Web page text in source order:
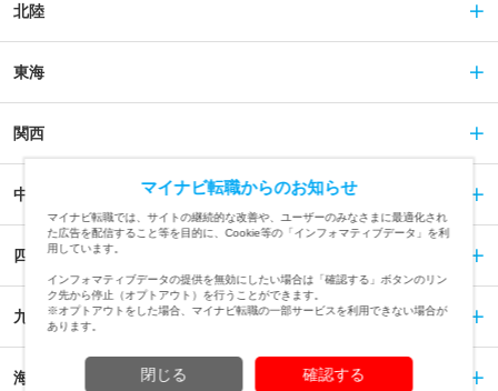
北陸
東海
関西
中国
四国
九州
海外
マイナビ転職からのお知らせ
マイナビ転職では、サイトの継続的な改善や、ユーザーのみなさまに最適化され
た広告を配信すること等を目的に、Cookie等の「インフォマティブデータ」を利
用しています。
インフォマティブデータの提供を無効にしたい場合は「確認する」ボタンのリン
ク先から停止（オプトアウト）を行うことができます。
※オプトアウトをした場合、マイナビ転職の一部サービスを利用できない場合が
あります。
閉じる 確認する